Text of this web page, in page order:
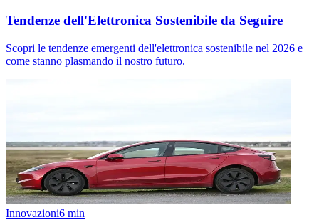
Tendenze dell'Elettronica Sostenibile da Seguire
Scopri le tendenze emergenti dell'elettronica sostenibile nel 2026 e
come stanno plasmando il nostro futuro.
Innovazioni6 min